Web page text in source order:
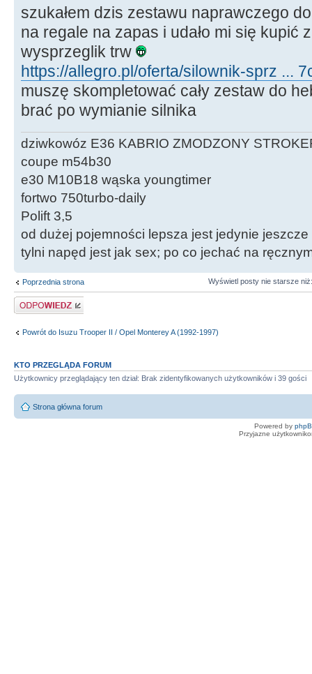
szukałem dzis zestawu naprawczego
na regale na zapas i udało mi się kupić
wysprzeglik trw
https://allegro.pl/oferta/silownik-sprz ...
muszę skompletować cały zestaw do
brać po wymianie silnika
dziwkowóz E36 KABRIO ZMODZONY
coupe m54b30
e30 M10B18 wąska youngtimer
fortwo 750turbo-daily
Polift 3,5
od dużej pojemności lepsza jest jedynie jeszcze
tylni napęd jest jak sex; po co jechać na
Poprzednia strona Wyświetl posty nie starsze
Odpowiedz
Powrót do Isuzu Trooper II / Opel Monterey A (1992-1997)
KTO PRZEGLĄDA FORUM
Użytkownicy przeglądający ten dział: Brak zidentyfikowanych użytkowników i 39 gości
Strona główna forum
Powered by
Przyjazne